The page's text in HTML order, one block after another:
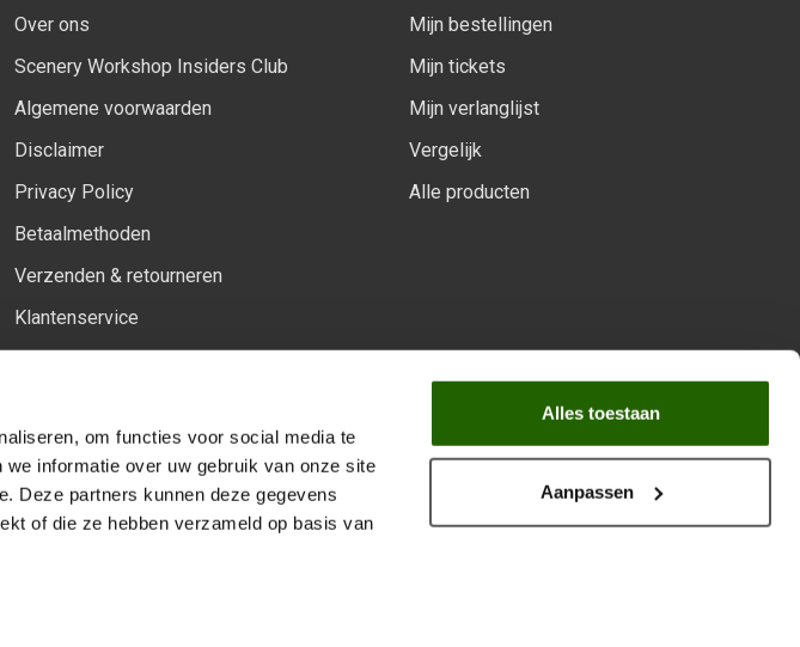
om functies voor social media te
informatie over uw gebruik van onze site
Deze partners kunnen deze gegevens
of die ze hebben verzameld op basis van
Alles toestaan
Aanpassen
Over ons
Scenery Workshop Insiders Club
Algemene voorwaarden
Disclaimer
Privacy Policy
Betaalmethoden
Verzenden & retourneren
Klantenservice
Mijn bestellingen
Mijn tickets
Mijn verlanglijst
Vergelijk
Alle producten
YoutubeInstagram